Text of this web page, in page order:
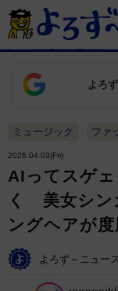
よろ
ミュージック ファ
2026.04.03(Fri)
AIってスゲ
く 美女シン
ングヘアが
よろず～ニュー